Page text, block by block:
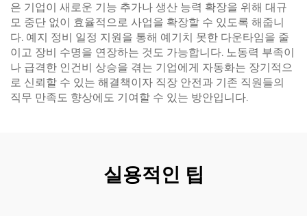
은 기업이 새로운 기능 추가나 생산 능력 확장을 위해 대규
모 중단 없이 효율적으로 사업을 확장할 수 있도록 해줍니
다. 예지 정비 일정 지원을 통해 예기치 못한 다운타임을 줄
이고 장비 수명을 연장하는 것도 가능합니다. 노동력 부족이
나 급격한 인건비 상승을 겪는 기업에게 자동화는 장기적으
로 신뢰할 수 있는 해결책이자 직장 안전과 기존 직원들의
직무 만족도 향상에도 기여할 수 있는 방안입니다.
실용적인 팁